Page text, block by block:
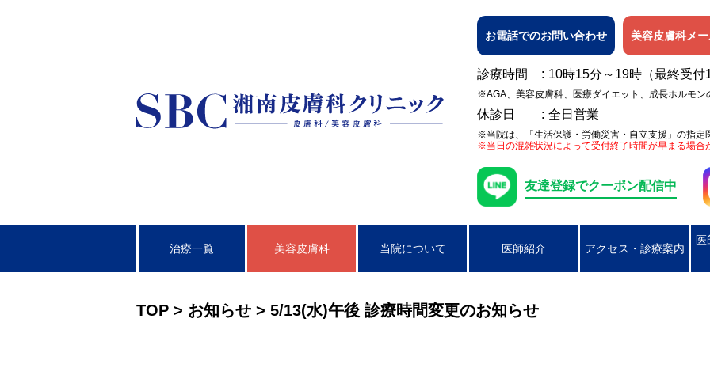
お電話でのお問い合わせ 美容皮膚科メ
診療時間 10時15分～19時（最終受付
※AGA、美容皮膚科、医療ダイエット、成長ホルモ
休診日 全日営業
※当院は、「生活保護・労働災害・自立支援」の指定
※当日の混雑状況によって受付終了時間が早まる場合
友達登録でクーポン配信中
治療一覧
湿疹
かぶれ（接触皮膚炎）
男性のクラミジア性尿道炎
咽頭クラミジア
美容皮膚科 当院について 医師紹介 アクセス・診療案内
TOP > お知らせ > 5/13(水)午後 診療時間変更のお知らせ